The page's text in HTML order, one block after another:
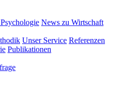
News zu Wirtschaft
Unser Service Referenzen
Publikationen